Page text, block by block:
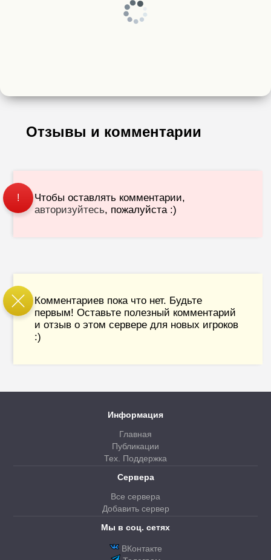
Отзывы и комментарии
!
Чтобы оставлять комментарии,
авторизуйтесь, пожалуйста :)
Комментариев пока что нет. Будьте
первым! Оставьте полезный комментарий
и отзыв о этом сервере для новых игроков
:)
Информация
Главная
Публикации
Тех. Поддержка
Сервера
Все сервера
Добавить сервер
Мы в соц. сетях
ВКонтакте